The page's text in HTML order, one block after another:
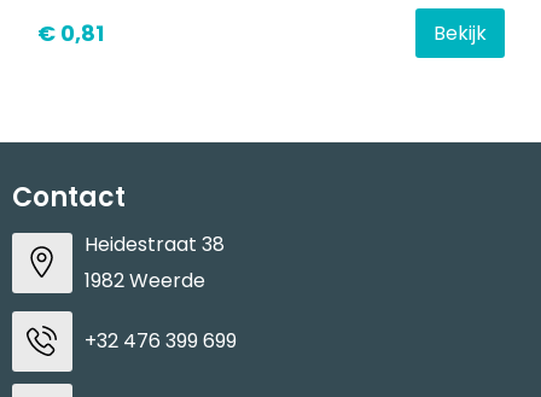
€ 0,81 Bekijk
Contact
Heidestraat 38
1982 Weerde
+32 476 399 699